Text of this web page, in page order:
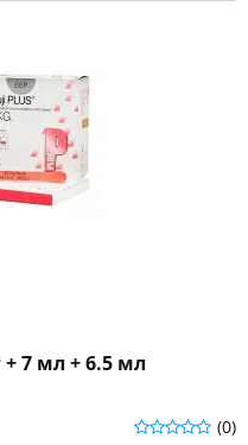
7 мл + 6.5 мл
(0)